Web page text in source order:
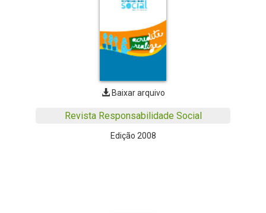
Baixar arquivo
Revista Responsabilidade Social
Edição 2008